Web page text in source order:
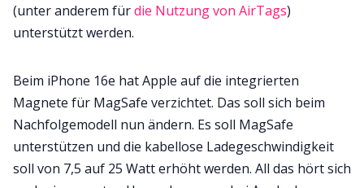
(unter anderem fürdie Nutzung von AirTags)
unterstützt werden.
Beim iPhone 16e hat Apple auf die integrierten
Magnete für MagSafe verzichtet. Das soll sich beim
Nachfolgemodell nun ändern. Es soll MagSafe
unterstützen und die kabellose Ladegeschwindigkeit
soll von 7,5 auf 25 Watt erhöht werden. All das hört sich